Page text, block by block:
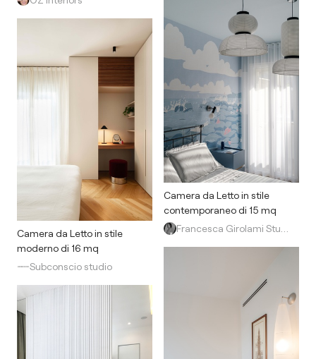
Camera da Letto in stile
moderno di 16 mq
Subconscio studio
Camera da Letto in stile
contemporaneo di 15 mq